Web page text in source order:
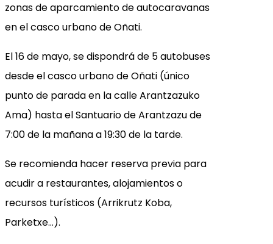
zonas de aparcamiento de autocaravanas
en el casco urbano de Oñati.
El 16 de mayo, se dispondrá de 5 autobuses
desde el casco urbano de Oñati (único
punto de parada en la calle Arantzazuko
Ama) hasta el Santuario de Arantzazu de
7:00 de la mañana a 19:30 de la tarde.
Se recomienda hacer reserva previa para
acudir a restaurantes, alojamientos o
recursos turísticos (Arrikrutz Koba,
Parketxe…).